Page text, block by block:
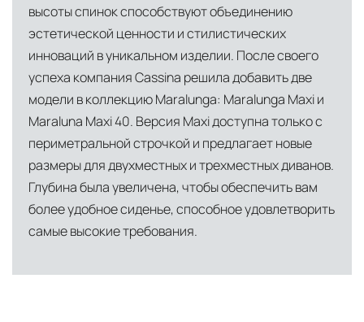
высоты спинок способствуют объединению
эстетической ценности и стилистических
инноваций в уникальном изделии. После своего
успеха компания Cassina решила добавить две
модели в коллекцию Maralunga: Maralunga Maxi и
Maraluna Maxi 40. Версия Maxi доступна только с
периметральной строчкой и предлагает новые
размеры для двухместных и трехместных диванов.
Глубина была увеличена, чтобы обеспечить вам
более удобное сиденье, способное удовлетворить
самые высокие требования.